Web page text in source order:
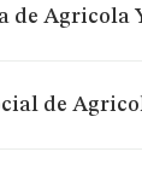
de Agricola
de